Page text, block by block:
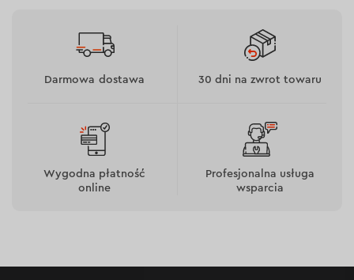
posiada teflonową powłokę, która gwarantuje
oraz nie pozostawia śladów podczas użytkowania.
Darmowa dostawa 30 dni na zwrot towaru
Wygodna płatność
online
Profesjonalna usługa
wsparcia